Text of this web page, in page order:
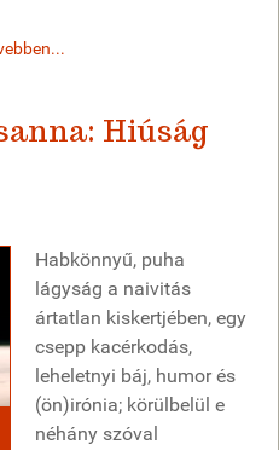
Hiúság
Habkönnyű, puha
lágyság a naivitás
ártatlan kiskertjében, egy
csepp kacérkodás,
leheletnyi báj, humor és
(ön)irónia; körülbelül e
néhány szóval